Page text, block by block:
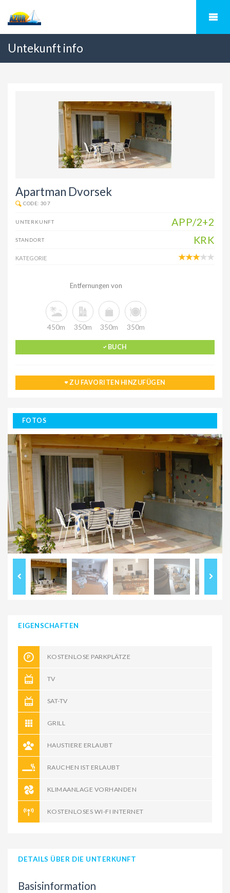
Untekunft info
Apartman Dvorsek
CODE: 307
UNTERKUNFT APP/2+2
STANDORT KRK
KATEGORIE
Entfernungen von
450m 350m 350m 350m
BUCH
ZU FAVORITEN HINZUFÜGEN
FOTOS
EIGENSCHAFTEN
KOSTENLOSE PARKPLÄTZE
TV
SAT-TV
GRILL
HAUSTIERE ERLAUBT
RAUCHEN IST ERLAUBT
KLIMAANLAGE VORHANDEN
KOSTENLOSES WI-FI INTERNET
DETAILS ÜBER DIE UNTERKUNFT
Basisinformation